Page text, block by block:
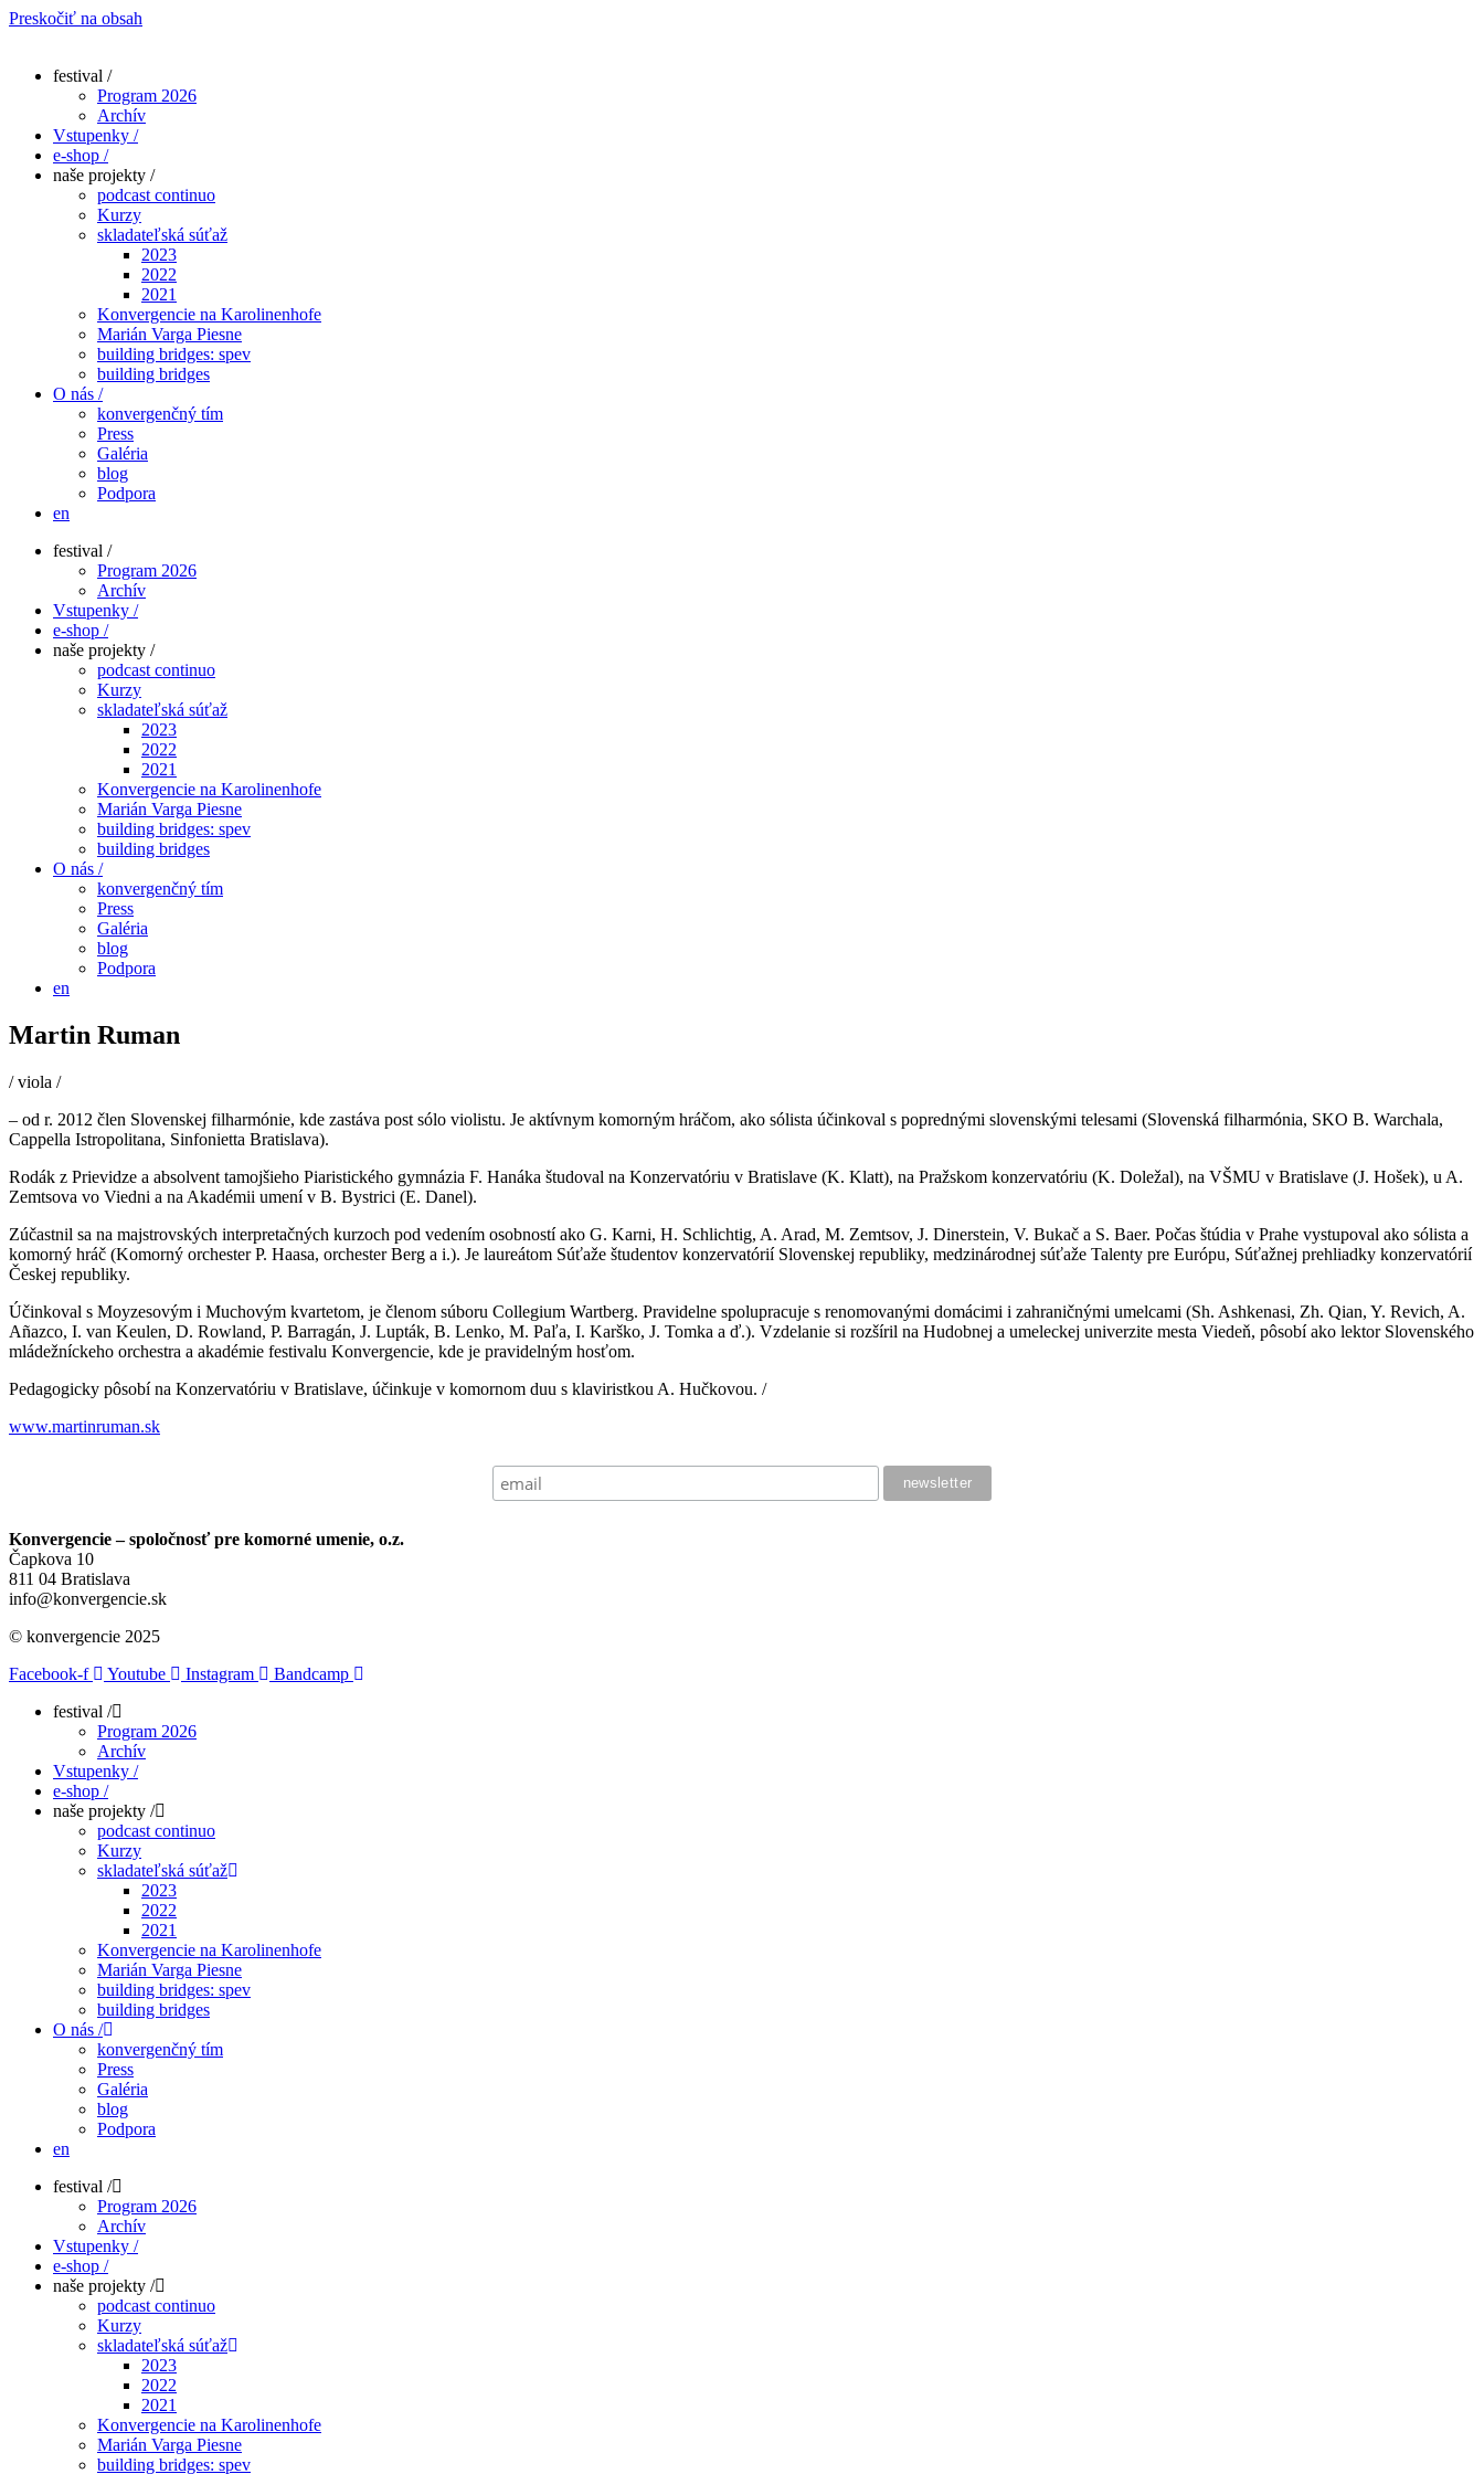
Preskočiť na obsah
festival /
Program 2026
Archív
Vstupenky /
e-shop /
naše projekty /
podcast continuo
Kurzy
skladateľská súťaž
2023
2022
2021
Konvergencie na Karolinenhofe
Marián Varga Piesne
building bridges: spev
building bridges
O nás /
konvergenčný tím
Press
Galéria
blog
Podpora
en
festival /
Program 2026
Archív
Vstupenky /
e-shop /
naše projekty /
podcast continuo
Kurzy
skladateľská súťaž
2023
2022
2021
Konvergencie na Karolinenhofe
Marián Varga Piesne
building bridges: spev
building bridges
O nás /
konvergenčný tím
Press
Galéria
blog
Podpora
en
Martin Ruman
/ viola /
– od r. 2012 člen Slovenskej filharmónie, kde zastáva post sólo violistu. Je aktívnym komorným hráčom, ako sólista účinkoval s poprednými slovenskými telesami (Slovenská filharmónia, SKO B. Warchala,
Cappella Istropolitana, Sinfonietta Bratislava).
Rodák z Prievidze a absolvent tamojšieho Piaristického gymnázia F. Hanáka študoval na Konzervatóriu v Bratislave (K. Klatt), na Pražskom konzervatóriu (K. Doležal), na VŠMU v Bratislave (J. Hošek), u A.
Zemtsova vo Viedni a na Akadémii umení v B. Bystrici (E. Danel).
Zúčastnil sa na majstrovských interpretačných kurzoch pod vedením osobností ako G. Karni, H. Schlichtig, A. Arad, M. Zemtsov, J. Dinerstein, V. Bukač a S. Baer. Počas štúdia v Prahe vystupoval ako sólista a
komorný hráč (Komorný orchester P. Haasa, orchester Berg a i.). Je laureátom Súťaže študentov konzervatórií Slovenskej republiky, medzinárodnej súťaže Talenty pre Európu, Súťažnej prehliadky konzervatórií
Českej republiky.
Účinkoval s Moyzesovým i Muchovým kvartetom, je členom súboru Collegium Wartberg. Pravidelne spolupracuje s renomovanými domácimi i zahraničnými umelcami (Sh. Ashkenasi, Zh. Qian, Y. Revich, A.
Añazco, I. van Keulen, D. Rowland, P. Barragán, J. Lupták, B. Lenko, M. Paľa, I. Karško, J. Tomka a ď.). Vzdelanie si rozšíril na Hudobnej a umeleckej univerzite mesta Viedeň, pôsobí ako lektor Slovenského
mládežníckeho orchestra a akadémie festivalu Konvergencie, kde je pravidelným hosťom.
Pedagogicky pôsobí na Konzervatóriu v Bratislave, účinkuje v komornom duu s klaviristkou A. Hučkovou. /
www.martinruman.sk
Konvergencie – spoločnosť pre komorné umenie, o.z.
Čapkova 10
811 04 Bratislava
info@konvergencie.sk
© konvergencie 2025
Facebook-f
Youtube Instagram
Bandcamp
festival /
Program 2026
Archív
Vstupenky /
e-shop /
naše projekty /
podcast continuo
Kurzy
skladateľská súťaž
2023
2022
2021
Konvergencie na Karolinenhofe
Marián Varga Piesne
building bridges: spev
building bridges
O nás /
konvergenčný tím
Press
Galéria
blog
Podpora
en
festival /
Program 2026
Archív
Vstupenky /
e-shop /
naše projekty /
podcast continuo
Kurzy
skladateľská súťaž
2023
2022
2021
Konvergencie na Karolinenhofe
Marián Varga Piesne
building bridges: spev